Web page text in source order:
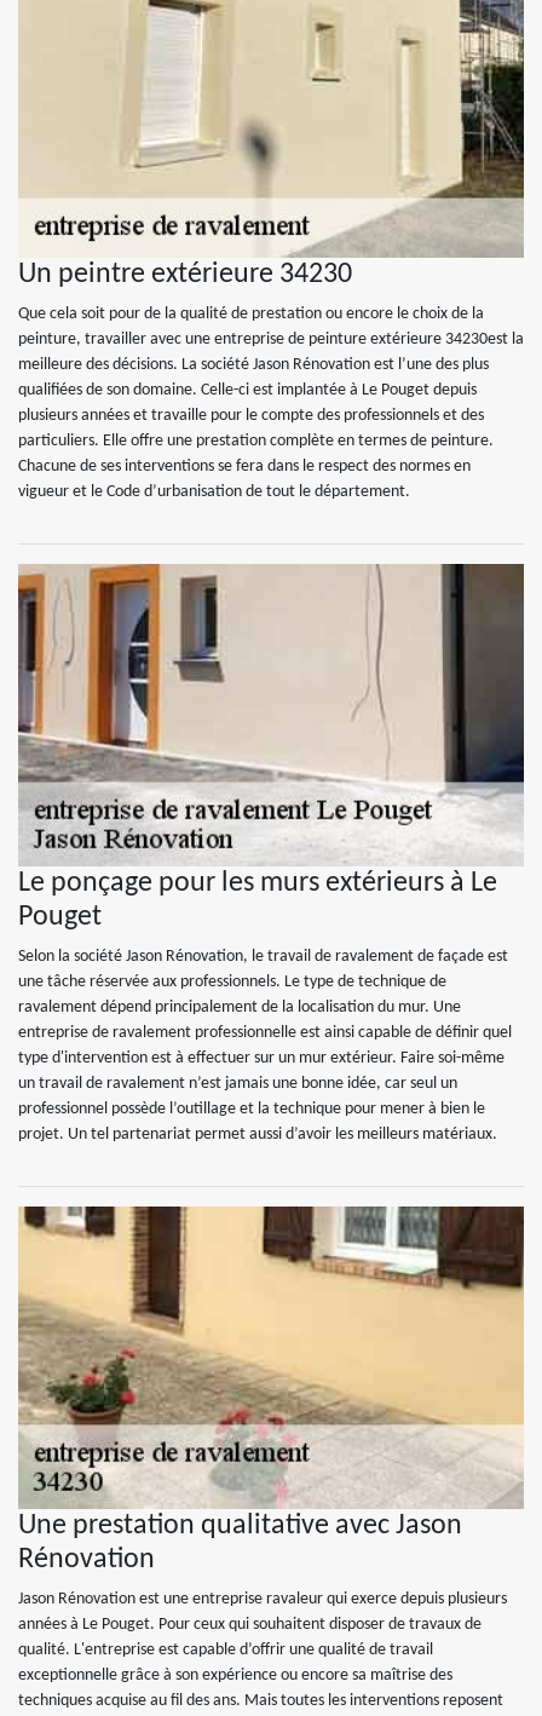
Un peintre extérieure 34230
Que cela soit pour de la qualité de prestation ou encore le choix de la
peinture, travailler avec une entreprise de peinture extérieure 34230est la
meilleure des décisions. La société Jason Rénovation est l’une des plus
qualifiées de son domaine. Celle-ci est implantée à Le Pouget depuis
plusieurs années et travaille pour le compte des professionnels et des
particuliers. Elle offre une prestation complète en termes de peinture.
Chacune de ses interventions se fera dans le respect des normes en
vigueur et le Code d’urbanisation de tout le département.
Le ponçage pour les murs extérieurs à Le
Pouget
Selon la société Jason Rénovation, le travail de ravalement de façade est
une tâche réservée aux professionnels. Le type de technique de
ravalement dépend principalement de la localisation du mur. Une
entreprise de ravalement professionnelle est ainsi capable de définir quel
type d'intervention est à effectuer sur un mur extérieur. Faire soi-même
un travail de ravalement n’est jamais une bonne idée, car seul un
professionnel possède l’outillage et la technique pour mener à bien le
projet. Un tel partenariat permet aussi d’avoir les meilleurs matériaux.
Une prestation qualitative avec Jason
Rénovation
Jason Rénovation est une entreprise ravaleur qui exerce depuis plusieurs
années à Le Pouget. Pour ceux qui souhaitent disposer de travaux de
qualité. L'entreprise est capable d’offrir une qualité de travail
exceptionnelle grâce à son expérience ou encore sa maîtrise des
techniques acquise au fil des ans. Mais toutes les interventions reposent